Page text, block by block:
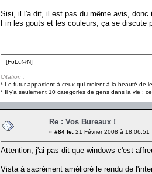
Sisi, il l'a dit, il est pas du même avis, donc
Fin les gouts et les couleurs, ça se discute
-=[FoLc@N]=-
Citation :
* Le futur appartient à ceux qui croient à la beauté de
* Il y'a seulement 10 categories de gens dans la vie :
Re : Vos Bureaux !
« #84 le: 21 Février 2008 à 18:06:51
Attention, j'ai pas dit que windows c'est
Vista à sacrément amélioré le rendu de